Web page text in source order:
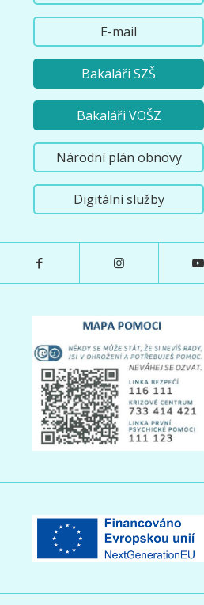
E-mail
Bakaláři SZŠ
Bakaláři VOŠZ
Národní plán obnovy
Digitální služby